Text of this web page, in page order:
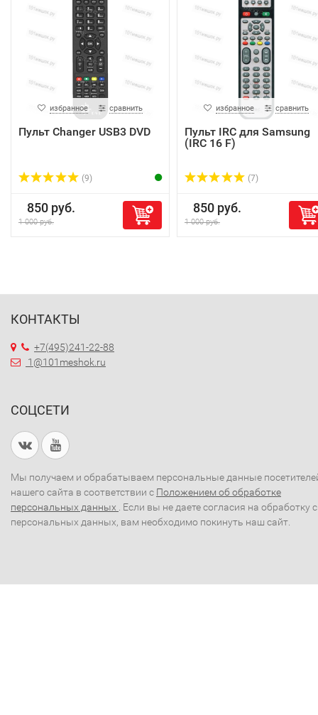
избранное сравнить
Пульт Changer USB3 DVD
(9)
850 руб.
1 000 руб.
избранное сравнить
Пульт IRC для Samsung
(IRC 16 F)
(7)
850 руб.
1 000 руб.
КОНТАКТЫ
+7(495)241-22-88
1@101meshok.ru
СОЦСЕТИ
Мы получаем и обрабатываем персональные данные
нашего сайта в соответствии с Положением об обработке
персональных данных . Если вы не даете согласия на обработку
персональных данных, вам необходимо покинуть наш сайт.